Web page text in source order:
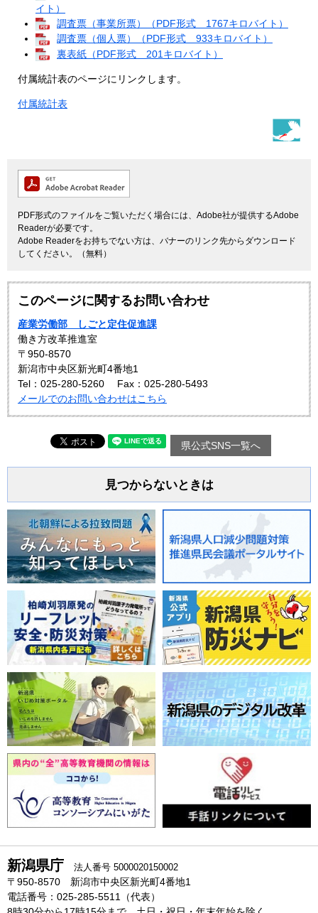
イト）
調査票（事業所票）（PDF形式 1767キロバイト）
調査票（個人票）（PDF形式 933キロバイト）
裏表紙（PDF形式 201キロバイト）
付属統計表のページにリンクします。
付属統計表
PDF形式のファイルをご覧いただく場合には、Adobe社が提供するAdobe
Readerが必要です。
Adobe Readerをお持ちでない方は、バナーのリンク先からダウンロード
してください。（無料）
このページに関するお問い合わせ
産業労働部 しごと定住促進課
働き方改革推進室
〒950-8570
新潟市中央区新光町4番地1
Tel：025-280-5260
Fax：025-280-5493
メールでのお問い合わせはこちら
県公式SNS一覧へ
見つからないときは
新潟県庁 法人番号 5000020150002
〒950-8570 新潟市中央区新光町4番地1
電話番号：025-285-5511（代表）